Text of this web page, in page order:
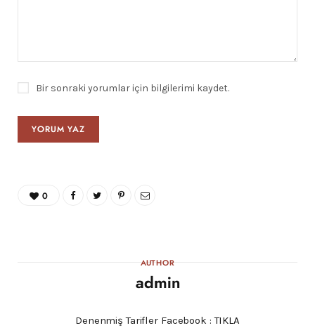
Bir sonraki yorumlar için bilgilerimi kaydet.
0
AUTHOR
admin
Denenmiş Tarifler Facebook :TIKLA